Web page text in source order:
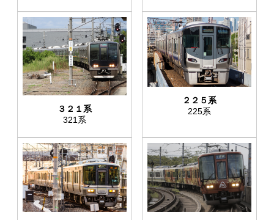
３２１系
321系
２２５系
225系